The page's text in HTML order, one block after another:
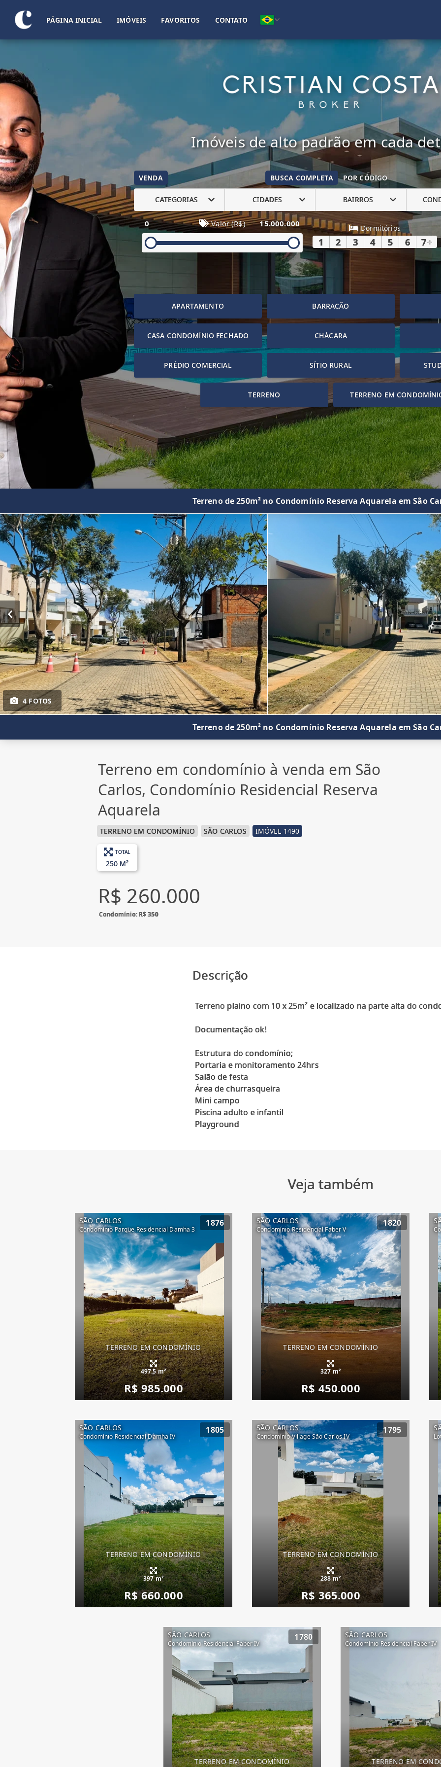
PÁGINA INICIAL IMÓVEIS FAVORITOS CONTATO
Imóveis de alto padrão em cada
VENDA BUSCA COMPLETA POR CÓDIGO
CATEGORIAS CIDADES BAIRROS
0 Valor (R$) 15.000.000 Dormitórios
1 2 3 4 5 6 7+
APARTAMENTO BARRACÃO
CASA CONDOMÍNIO FECHADO CHÁCARA
PRÉDIO COMERCIAL SÍTIO RURAL
TERRENO TERRENO EM
Terreno de 250m² no Condomínio Reserva Aquarela em São
4 FOTOS
Terreno de 250m² no Condomínio Reserva Aquarela em São
Terreno em condomínio à venda em São
Carlos, Condomínio Residencial Reserva
Aquarela
TERRENO EM CONDOMÍNIO SÃO CARLOS IMÓVEL 1490
TOTAL
250 M²
R$ 260.000
Condomínio: R$ 350
Descrição
Terreno plaino com 10 x 25m² e localizado na parte alta do
Documentação ok!
Estrutura do condomínio;
Portaria e monitoramento 24hrs
Salão de festa
Área de churrasqueira
Mini campo
Piscina adulto e infantil
Veja também
SÃO CARLOS
Condomínio Parque Residencial Damha 3
1876
TERRENO EM CONDOMÍNIO
497.5 m²
R$ 985.000
SÃO CARLOS
Condomínio Residencial Faber V
1820
TERRENO EM CONDOMÍNIO
327 m²
R$ 450.000
SÃO CARLOS
Condomínio Residencial Damha IV
1805
TERRENO EM CONDOMÍNIO
397 m²
R$ 660.000
SÃO CARLOS
Condomínio Village São Carlos IV
1795
TERRENO EM CONDOMÍNIO
288 m²
R$ 365.000
SÃO CARLOS
Condomínio Residencial Faber IV
1780
TERRENO EM CONDOMÍNIO
SÃO CARLOS
Condomínio Residencial Faber IV
TERRENO EM